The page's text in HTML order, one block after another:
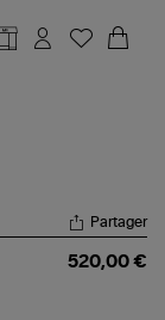
Partager
520,00 €